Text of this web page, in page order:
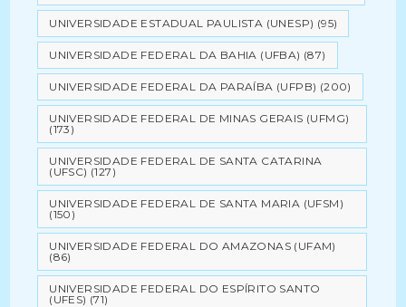
UNIVERSIDADE ESTADUAL PAULISTA (UNESP) (95)
UNIVERSIDADE FEDERAL DA BAHIA (UFBA) (87)
UNIVERSIDADE FEDERAL DA PARAÍBA (UFPB) (200)
UNIVERSIDADE FEDERAL DE MINAS GERAIS (UFMG)
(173)
UNIVERSIDADE FEDERAL DE SANTA CATARINA
(UFSC) (127)
UNIVERSIDADE FEDERAL DE SANTA MARIA (UFSM)
(150)
UNIVERSIDADE FEDERAL DO AMAZONAS (UFAM)
(86)
UNIVERSIDADE FEDERAL DO ESPÍRITO SANTO
(UFES) (71)